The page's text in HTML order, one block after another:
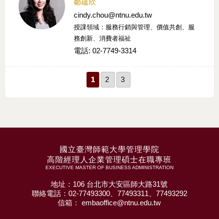
鄒蘊欣
cindy.chou@ntnu.edu.tw
授課領域：服務行銷與管理、價值共創、服
務創新、消費者福祉
電話: 02-7749-3314
1 2 3
國立臺灣師範大學管理學院
高階經理人企業管理碩士在職專班
EXECUTIVE MASTER OF BUSINESS ADMINISTRATION
地址：106 台北市大安區師大路31號
聯絡電話：02-77493300、77493311、77493292
信箱： embaoffice@ntnu.edu.tw